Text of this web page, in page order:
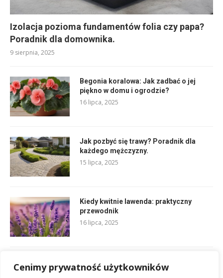
Cenimy prywatność użytkowników
Izolacja pozioma fundamentów folia czy papa?
Poradnik dla domownika.
9 sierpnia, 2025
Begonia koralowa: Jak zadbać o jej
piękno w domu i ogrodzie?
16 lipca, 2025
Jak pozbyć się trawy? Poradnik dla
każdego mężczyzny.
15 lipca, 2025
Kiedy kwitnie lawenda: praktyczny
przewodnik
16 lipca, 2025
Szafka nad wc: Praktyczne rozwiązania
i pomysły.